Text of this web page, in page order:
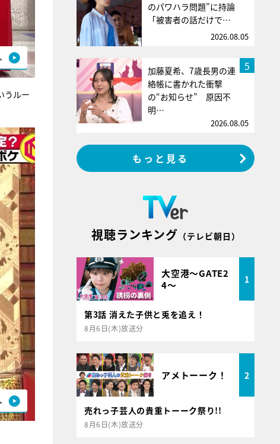
うルー
のパワハラ問題”に持論
「被害者の話だけで…
2026.08.05
5
加藤夏希、7歳長男の連
絡帳に書かれた衝撃
の“お知らせ” 原因不
明…
2026.08.05
もっと見る
視聴ランキング （テレビ朝日）
大空港～GATE2
4～
1
第3話 消えた子供と兎を追え！
8月6日(木)放送分
アメトーーク！ 2
売れっ子芸人の貴重トーーク祭り!!
8月6日(木)放送分